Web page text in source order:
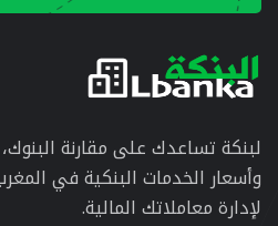
لبنكة تساعدك على مقارنة البنوك،
وأسعار الخدمات البنكية في
لإدارة معاملاتك المالية.